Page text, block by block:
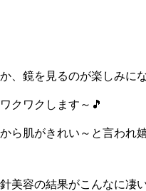
、鏡を見るのが楽しみに
クワクします～🎵
ら肌がきれい～と言われ
美容の結果がこんなに凄